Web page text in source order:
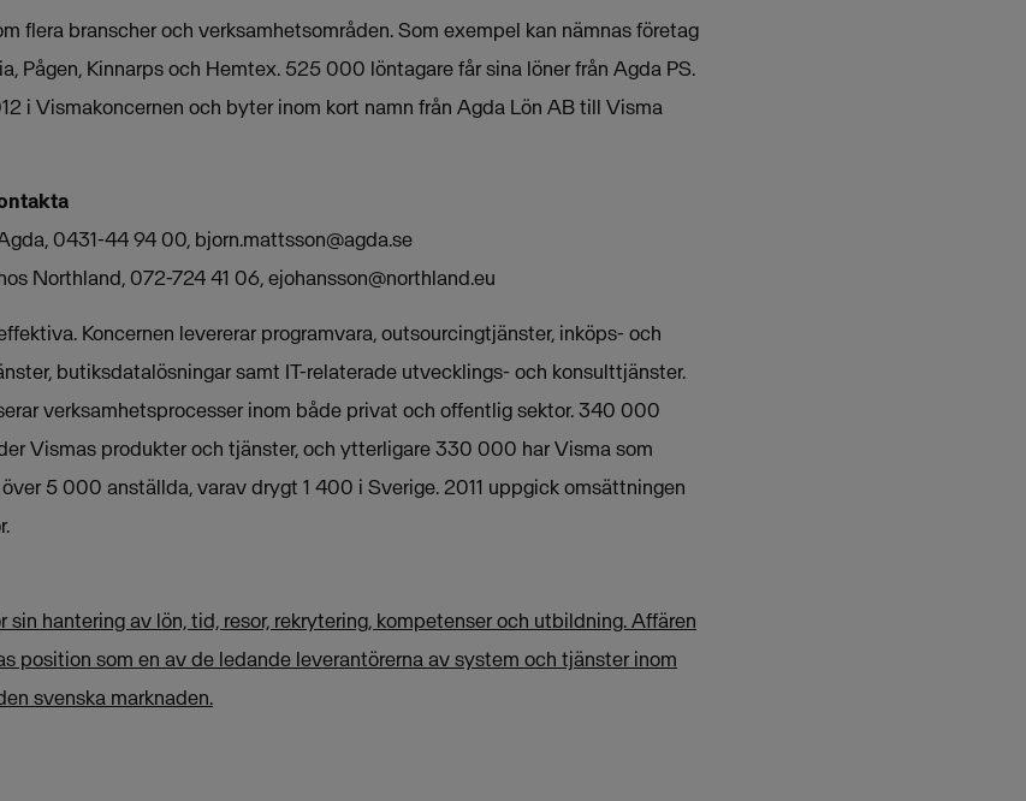
flera branscher och verksamhetsområden. Som exempel kan nämnas företag
Pågen, Kinnarps och Hemtex. 525 000 löntagare får sina löner från Agda PS.
i Vismakoncernen och byter inom kort namn från Agda Lön AB till Visma
0431-44 94 00, bjorn.mattsson@agda.se
Northland, 072-724 41 06,ejohansson@northland.eu
Koncernen levererar programvara, outsourcingtjänster, inköps- och
butiksdatalösningar samt IT-relaterade utvecklings- och konsulttjänster.
verksamhetsprocesser inom både privat och offentlig sektor. 340 000
Vismas produkter och tjänster, och ytterligare 330 000 har Visma som
5 000 anställda, varav drygt 1 400 i Sverige. 2011 uppgick omsättningen
hantering av lön, tid, resor, rekrytering, kompetenser och utbildning. Affären
position som en av de ledande leverantörerna av system och tjänster inom
svenska marknaden.